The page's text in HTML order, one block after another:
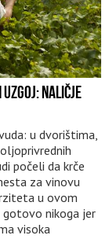
NALIČJE
u dvorištima,
počeli da krče
za vinovu
u ovom
nikoga jer
visoka